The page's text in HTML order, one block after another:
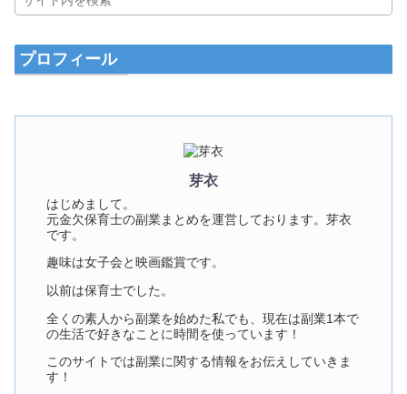
プロフィール
芽衣
はじめまして。
元金欠保育士の副業まとめを運営しております。芽衣
です。
趣味は女子会と映画鑑賞です。
以前は保育士でした。
全くの素人から副業を始めた私でも、現在は副業1本で
の生活で好きなことに時間を使っています！
このサイトでは副業に関する情報をお伝えしていきま
す！